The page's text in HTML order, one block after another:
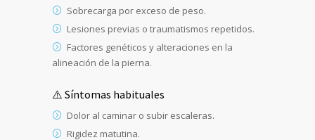
Sobrecarga por exceso de peso.
Lesiones previas o traumatismos repetidos.
Factores genéticos y alteraciones en la
alineación de la pierna.
⚠️ Síntomas habituales
Dolor al caminar o subir escaleras.
Rigidez matutina.